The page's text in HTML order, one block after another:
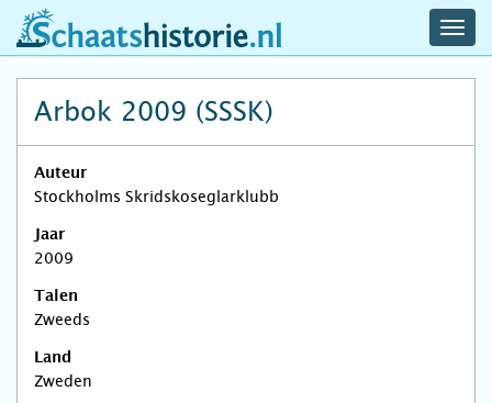
schaatshistorie.nl
Arbok 2009 (SSSK)
Auteur
Stockholms Skridskoseglarklubb
Jaar
2009
Talen
Zweeds
Land
Zweden